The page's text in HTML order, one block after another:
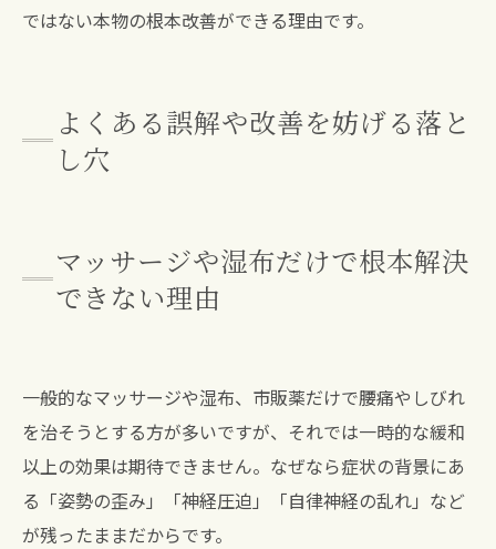
ではない本物の根本改善ができる理由です。
よくある誤解や改善を妨げる落と
し穴
マッサージや湿布だけで根本解決
できない理由
一般的なマッサージや湿布、市販薬だけで腰痛やしびれ
を治そうとする方が多いですが、それでは一時的な緩和
以上の効果は期待できません。なぜなら症状の背景にあ
る「姿勢の歪み」「神経圧迫」「自律神経の乱れ」など
が残ったままだからです。